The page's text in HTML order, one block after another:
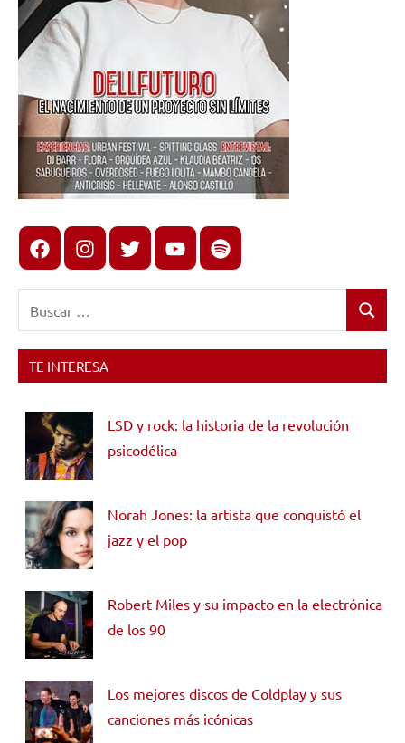
FacebookInstagram
X youtubespotify
Buscar
TE INTERESA
LSD y rock: la historia de la revolución
psicodélica
Norah Jones: la artista que conquistó el
jazz y el pop
Robert Miles y su impacto en la electrónica
de los 90
Los mejores discos de Coldplay y sus
canciones más icónicas